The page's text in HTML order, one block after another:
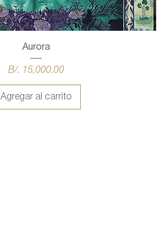
Aurora
Precio
B/. 15,000.00
Agregar al carrito